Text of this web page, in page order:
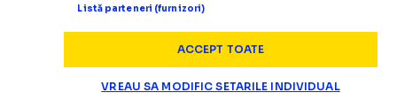
Listă parteneri (furnizori)
ACCEPT TOATE
VREAU SA MODIFIC SETARILE INDIVIDUAL